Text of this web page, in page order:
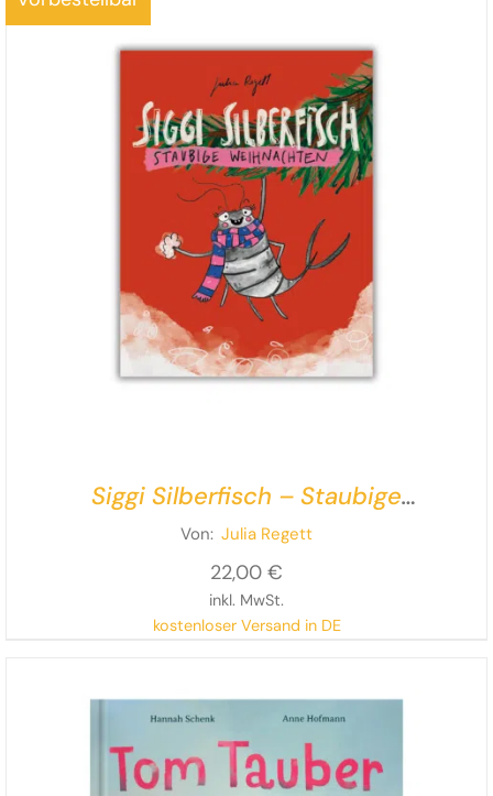
Siggi Silberfisch – Staubige
Weihnachten
Von: Julia Regett
22,00 €
inkl. MwSt.
kostenloser Versand in DE